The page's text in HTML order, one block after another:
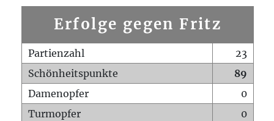
Erfolge gegen Fritz
Partienzahl
23
Schönheitspunkte
89
Damenopfer
0
Turmopfer
0